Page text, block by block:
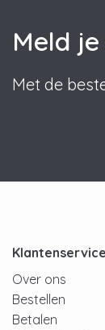
Meld
Met de
Klantenservice
Over ons
Bestellen
Betalen